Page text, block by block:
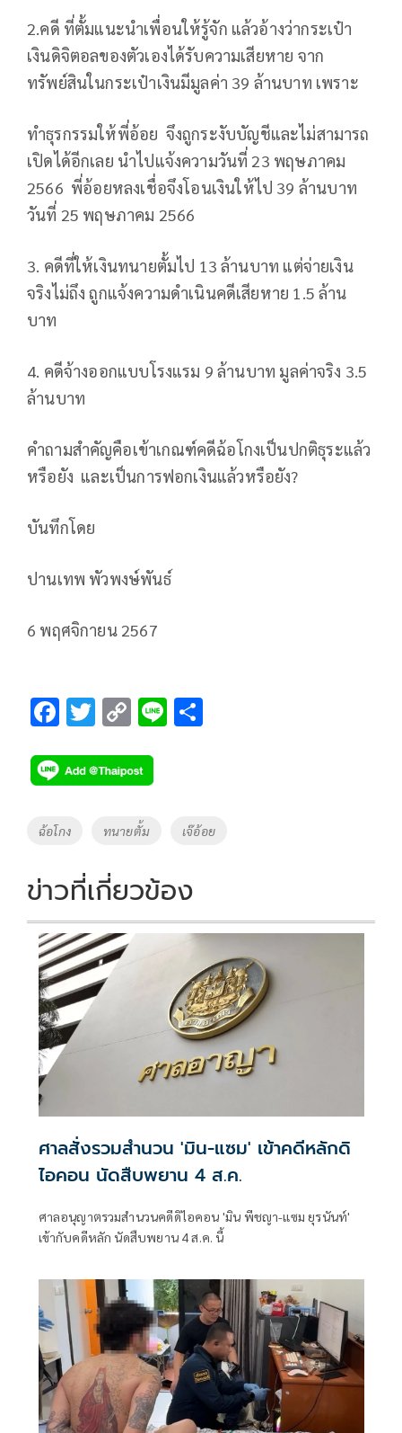
2.คดี ที่ตั้มแนะนำเพื่อนให้รู้จัก แล้วอ้างว่ากระเป๋า
เงินดิจิตอลของตัวเองได้รับความเสียหาย จาก
ทรัพย์สินในกระเป๋าเงินมีมูลค่า 39 ล้านบาท เพราะ
ทำธุรกรรมให้พี่อ้อย จึงถูกระงับบัญชีและไม่สามารถ
เปิดได้อีกเลย นำไปแจ้งความวันที่ 23 พฤษภาคม
2566 พี่อ้อยหลงเชื่อจึงโอนเงินให้ไป 39 ล้านบาท
วันที่ 25 พฤษภาคม 2566
3. คดีที่ให้เงินทนายตั้มไป 13 ล้านบาท แต่จ่ายเงิน
จริงไม่ถึง ถูกแจ้งความดำเนินคดีเสียหาย 1.5 ล้าน
บาท
4. คดีจ้างออกแบบโรงแรม 9 ล้านบาท มูลค่าจริง 3.5
ล้านบาท
คำถามสำคัญคือเข้าเกณฑ์คดีฉ้อโกงเป็นปกติธุระแล้ว
หรือยัง และเป็นการฟอกเงินแล้วหรือยัง?
บันทึกโดย
ปานเทพ พัวพงษ์พันธ์
6 พฤศจิกายน 2567
F
e
b
o
k
T
tt
er
C
p
y
Li
k
Li
Tags
ฉ้อโกง ทนายตั้ม เจ๊อ้อย
ข่าวที่เกี่ยวข้อง
ศาลสั่งรวมสำนวน 'มิน-แซม' เข้าคดีหลักดิ
ไอคอน นัดสืบพยาน 4 ส.ค.
ศาลอนุญาตรวมสำนวนคดีดิไอคอน 'มิน พีชญา-แซม ยุรนันท์'
เข้ากับคดีหลัก นัดสืบพยาน 4 ส.ค. นี้